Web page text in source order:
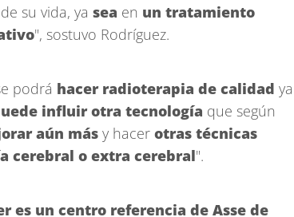
su vida, ya sea en un tratamiento
", sostuvo Rodríguez.
podrá hacer radioterapia de calidad ya
influir otra tecnología que según
aún más y hacer otras técnicas
cerebral o extra cerebral".
es un centro referencia de Asse de